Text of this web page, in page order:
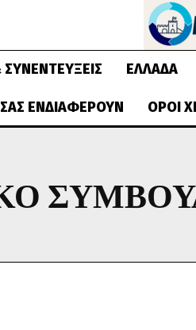
ΕΛΛΆΔΑ
ΣΑΣ ΕΝΔΙΑΦΈΡΟΥΝ ΌΡΟΙ